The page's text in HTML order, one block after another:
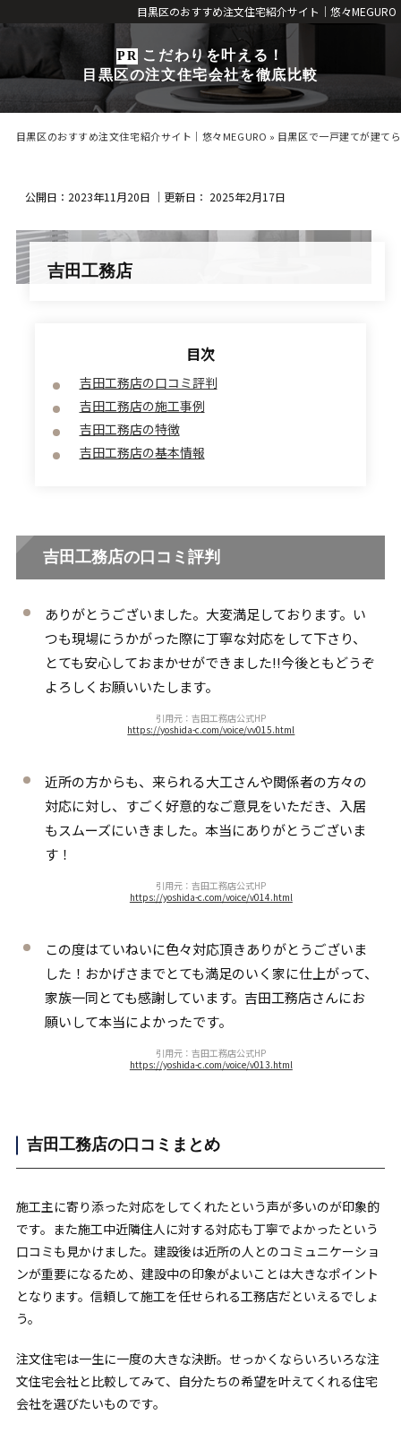
目黒区のおすすめ注文住宅紹介サイト｜悠々MEGURO
こだわりを叶える！
目黒区の注文住宅会社を徹底比較
目黒区のおすすめ注文住宅紹介サイト｜悠々MEGURO » 目黒区で一戸建てが建て
公開日： 2023年11月20日 ｜更新日： 2025年2月17日
吉田工務店
吉田工務店の口コミ評判
吉田工務店の施工事例
吉田工務店の特徴
吉田工務店の基本情報
吉田工務店の口コミ評判
ありがとうございました。大変満足しております。い
つも現場にうかがった際に丁寧な対応をして下さり、
とても安心しておまかせができました!!今後ともどうぞ
よろしくお願いいたします。
引用元：吉田工務店公式HP
https://yoshida-c.com/voice/vv015.html
近所の方からも、来られる大工さんや関係者の方々の
対応に対し、すごく好意的なご意見をいただき、入居
もスムーズにいきました。本当にありがとうございま
す！
引用元：吉田工務店公式HP
https://yoshida-c.com/voice/v014.html
この度はていねいに色々対応頂きありがとうございま
した！おかげさまでとても満足のいく家に仕上がって、
家族一同とても感謝しています。吉田工務店さんにお
願いして本当によかったです。
引用元：吉田工務店公式HP
https://yoshida-c.com/voice/v013.html
吉田工務店の口コミまとめ
施工主に寄り添った対応をしてくれたという声が多いのが印象的
です。また施工中近隣住人に対する対応も丁寧でよかったという
口コミも見かけました。建設後は近所の人とのコミュニケーショ
ンが重要になるため、建設中の印象がよいことは大きなポイント
となります。信頼して施工を任せられる工務店だといえるでしょ
う。
注文住宅は一生に一度の大きな決断。せっかくならいろいろな注
文住宅会社と比較してみて、自分たちの希望を叶えてくれる住宅
会社を選びたいものです。